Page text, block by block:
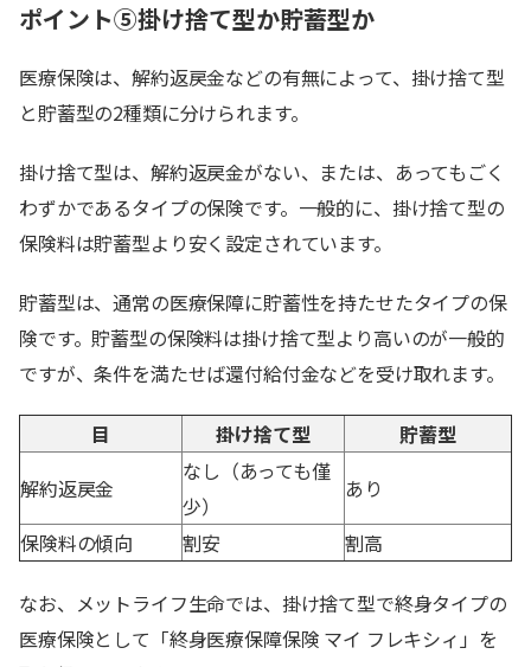
ポイント⑤掛け捨て型か貯蓄型か
医療保険は、解約返戻金などの有無によって、掛け捨て型
と貯蓄型の2種類に分けられます。
掛け捨て型は、解約返戻金がない、または、あってもごく
わずかであるタイプの保険です。一般的に、掛け捨て型の
保険料は貯蓄型より安く設定されています。
貯蓄型は、通常の医療保障に貯蓄性を持たせたタイプの保
険です。貯蓄型の保険料は掛け捨て型より高いのが一般的
ですが、条件を満たせば還付給付金などを受け取れます。
目 掛け捨て型
貯蓄型
解約返戻金
なし（あっても僅
少）
あり
保険料の傾向
割安 割高
なお、メットライフ生命では、掛け捨て型で終身タイプの
医療保険として「終身医療保障保険 マイ フレキシィ」を